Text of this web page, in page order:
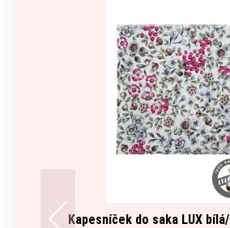
Kapesníček do saka LUX bílá/